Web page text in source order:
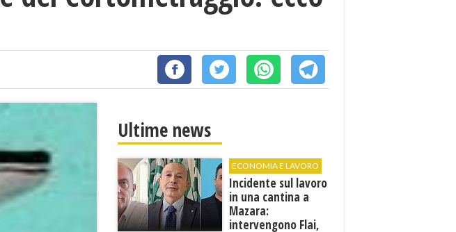
Ultime news
ECONOMIA E LAVORO
Incidente sul lavoro
in una cantina a
Mazara:
intervengono Flai,